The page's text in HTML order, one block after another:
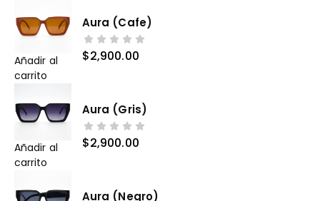
Añadir al
carrito
Aura (cafe)
$2,900.00
Añadir al
carrito
Aura (gris)
$2,900.00
Aura (negro)